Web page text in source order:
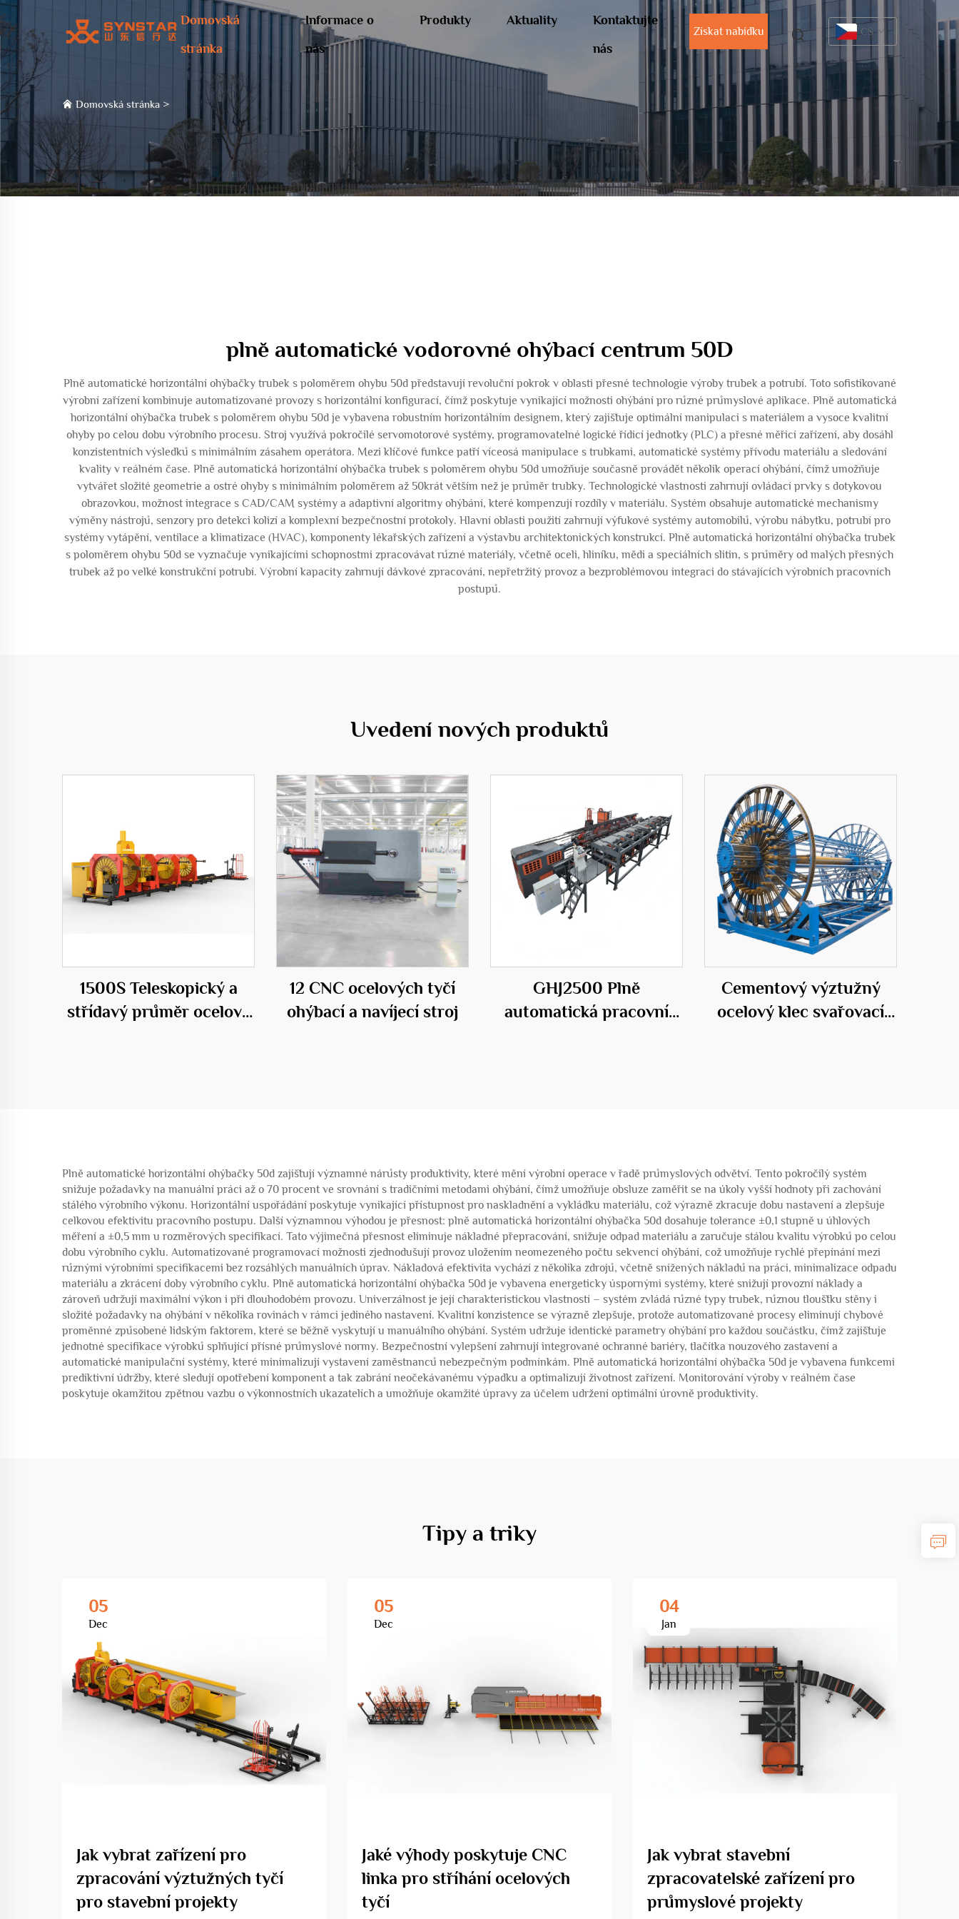
Domovská
stránka
Informace o
nás
Produkty Aktuality
Kontaktujte
nás
Získat nabídku CS
Domovská stránka >
plně automatické vodorovné ohýbací centrum 50D
Plně automatické horizontální ohýbačky trubek s poloměrem ohybu 50d představují revoluční pokrok v oblasti přesné technologie výroby trubek a potrubí. Toto sofistikované
výrobní zařízení kombinuje automatizované provozy s horizontální konfigurací, čímž poskytuje vynikající možnosti ohýbání pro různé průmyslové aplikace. Plně automatická
horizontální ohýbačka trubek s poloměrem ohybu 50d je vybavena robustním horizontálním designem, který zajišťuje optimální manipulaci s materiálem a vysoce kvalitní
ohyby po celou dobu výrobního procesu. Stroj využívá pokročilé servomotorové systémy, programovatelné logické řídicí jednotky (PLC) a přesné měřicí zařízení, aby dosáhl
konzistentních výsledků s minimálním zásahem operátora. Mezi klíčové funkce patří víceosá manipulace s trubkami, automatické systémy přívodu materiálu a sledování
kvality v reálném čase. Plně automatická horizontální ohýbačka trubek s poloměrem ohybu 50d umožňuje současně provádět několik operací ohýbání, čímž umožňuje
vytvářet složité geometrie a ostré ohyby s minimálním poloměrem až 50krát větším než je průměr trubky. Technologické vlastnosti zahrnují ovládací prvky s dotykovou
obrazovkou, možnost integrace s CAD/CAM systémy a adaptivní algoritmy ohýbání, které kompenzují rozdíly v materiálu. Systém obsahuje automatické mechanismy
výměny nástrojů, senzory pro detekci kolizí a komplexní bezpečnostní protokoly. Hlavní oblasti použití zahrnují výfukové systémy automobilů, výrobu nábytku, potrubí pro
systémy vytápění, ventilace a klimatizace (HVAC), komponenty lékařských zařízení a výstavbu architektonických konstrukcí. Plně automatická horizontální ohýbačka trubek
s poloměrem ohybu 50d se vyznačuje vynikajícími schopnostmi zpracovávat různé materiály, včetně oceli, hliníku, mědi a speciálních slitin, s průměry od malých přesných
trubek až po velké konstrukční potrubí. Výrobní kapacity zahrnují dávkové zpracování, nepřetržitý provoz a bezproblémovou integraci do stávajících výrobních pracovních
postupů.
Uvedení nových produktů
1500S Teleskopický a
střídavý průměr ocelové
12 CNC ocelových tyčí
ohýbací a navíjecí stroj
GHJ2500 Plně
automatická pracovní
Cementový výztužný
ocelový klec svařovací
Plně automatické horizontální ohýbačky 50d zajišťují významné nárůsty produktivity, které mění výrobní operace v řadě průmyslových odvětví. Tento pokročilý systém
snižuje požadavky na manuální práci až o 70 procent ve srovnání s tradičními metodami ohýbání, čímž umožňuje obsluze zaměřit se na úkoly vyšší hodnoty při zachování
stálého výrobního výkonu. Horizontální uspořádání poskytuje vynikající přístupnost pro naskladnění a vykládku materiálu, což výrazně zkracuje dobu nastavení a zlepšuje
celkovou efektivitu pracovního postupu. Další významnou výhodou je přesnost: plně automatická horizontální ohýbačka 50d dosahuje tolerance ±0,1 stupně u úhlových
měření a ±0,5 mm u rozměrových specifikací. Tato výjimečná přesnost eliminuje nákladné přepracování, snižuje odpad materiálu a zaručuje stálou kvalitu výrobků po celou
dobu výrobního cyklu. Automatizované programovací možnosti zjednodušují provoz uložením neomezeného počtu sekvencí ohýbání, což umožňuje rychlé přepínání mezi
různými výrobními specifikacemi bez rozsáhlých manuálních úprav. Nákladová efektivita vychází z několika zdrojů, včetně snížených nákladů na práci, minimalizace odpadu
materiálu a zkrácení doby výrobního cyklu. Plně automatická horizontální ohýbačka 50d je vybavena energeticky úspornými systémy, které snižují provozní náklady a
zároveň udržují maximální výkon i při dlouhodobém provozu. Univerzálnost je její charakteristickou vlastností – systém zvládá různé typy trubek, různou tloušťku stěny i
složité požadavky na ohýbání v několika rovinách v rámci jediného nastavení. Kvalitní konzistence se výrazně zlepšuje, protože automatizované procesy eliminují chybové
proměnné způsobené lidským faktorem, které se běžně vyskytují u manuálního ohýbání. Systém udržuje identické parametry ohýbání pro každou součástku, čímž zajišťuje
jednotné specifikace výrobků splňující přísné průmyslové normy. Bezpečnostní vylepšení zahrnují integrované ochranné bariéry, tlačítka nouzového zastavení a
automatické manipulační systémy, které minimalizují vystavení zaměstnanců nebezpečným podmínkám. Plně automatická horizontální ohýbačka 50d je vybavena funkcemi
prediktivní údržby, které sledují opotřebení komponent a tak zabrání neočekávanému výpadku a optimalizují životnost zařízení. Monitorování výroby v reálném čase
poskytuje okamžitou zpětnou vazbu o výkonnostních ukazatelích a umožňuje okamžité úpravy za účelem udržení optimální úrovně produktivity.
Tipy a triky
05
Dec
Jak vybrat zařízení pro
zpracování výztužných tyčí
pro stavební projekty
05
Dec
Jaké výhody poskytuje CNC
linka pro stříhání ocelových
tyčí
04
Jan
Jak vybrat stavební
zpracovatelské zařízení pro
průmyslové projekty